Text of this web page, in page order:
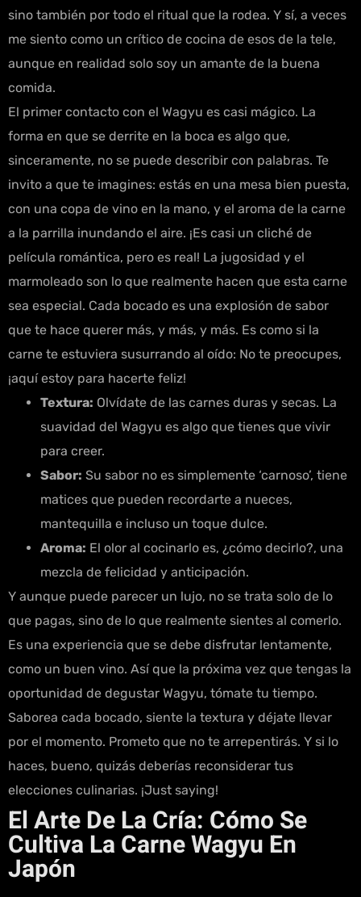
sino también por todo el ritual que la rodea. Y sí, a veces
me siento como un crítico de cocina de esos de la tele,
aunque en realidad solo soy un amante de la buena
comida.
El primer contacto con el Wagyu es casi mágico. La
forma en que se derrite en la boca es algo que,
sinceramente, no se puede describir con palabras. Te
invito a que te imagines: estás en una mesa bien puesta,
con una copa de vino en la mano, y el aroma de la carne
a la parrilla inundando el aire. ¡Es casi un cliché de
película romántica, pero es real! La jugosidad y el
marmoleado son lo que realmente hacen que esta carne
sea especial. Cada bocado es una explosión de sabor
que te hace querer más, y más, y más. Es como si la
carne te estuviera susurrando al oído: No te preocupes,
¡aquí estoy para hacerte feliz!
Textura: Olvídate de las carnes duras y secas. La
suavidad del Wagyu es algo que tienes que vivir
para creer.
Sabor: Su sabor no es simplemente ‘carnoso’, tiene
matices que pueden recordarte a nueces,
mantequilla e incluso un toque dulce.
Aroma: El olor al cocinarlo es, ¿cómo decirlo?, una
mezcla de felicidad y anticipación.
Y aunque puede parecer un lujo, no se trata solo de lo
que pagas, sino de lo que realmente sientes al comerlo.
Es una experiencia que se debe disfrutar lentamente,
como un buen vino. Así que la próxima vez que tengas la
oportunidad de degustar Wagyu, tómate tu tiempo.
Saborea cada bocado, siente la textura y déjate llevar
por el momento. Prometo que no te arrepentirás. Y si lo
haces, bueno, quizás deberías reconsiderar tus
elecciones culinarias. ¡Just saying!
El Arte De La Cría: Cómo Se
Cultiva La Carne Wagyu En
Japón